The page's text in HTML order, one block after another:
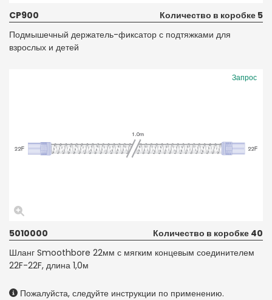
CP900
Количество в коробке 5
Подмышечный держатель-фиксатор с подтяжками для
взрослых и детей
Запрос
5010000
Количество в коробке 40
Шланг Smoothbore 22мм с мягким концевым соединителем
22F-22F, длина 1,0м
Пожалуйста, следуйте инструкции по применению.